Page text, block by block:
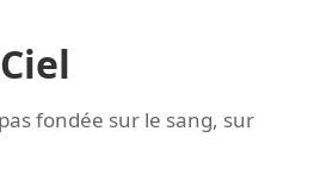
fondée sur le sang, sur